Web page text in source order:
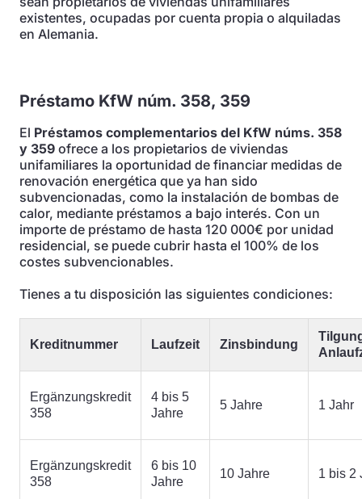
existentes, ocupadas por cuenta propia o alquiladas
en Alemania.
Préstamo KfW núm. 358, 359
El Préstamos complementarios del KfW núms. 358
y 359 ofrece a los propietarios de viviendas
unifamiliares la oportunidad de financiar medidas de
renovación energética que ya han sido
subvencionadas, como la instalación de bombas de
calor, mediante préstamos a bajo interés. Con un
importe de préstamo de hasta 120 000€ por unidad
residencial, se puede cubrir hasta el 100% de los
costes subvencionables.
Tienes a tu disposición las siguientes condiciones:
Kreditnummer Laufzeit Zinsbindung
Ergänzungskredit
358
4 bis 5
Jahre
5 Jahre 1 Jahr
Ergänzungskredit
358
6 bis 10
Jahre
10 Jahre 1 bis 2